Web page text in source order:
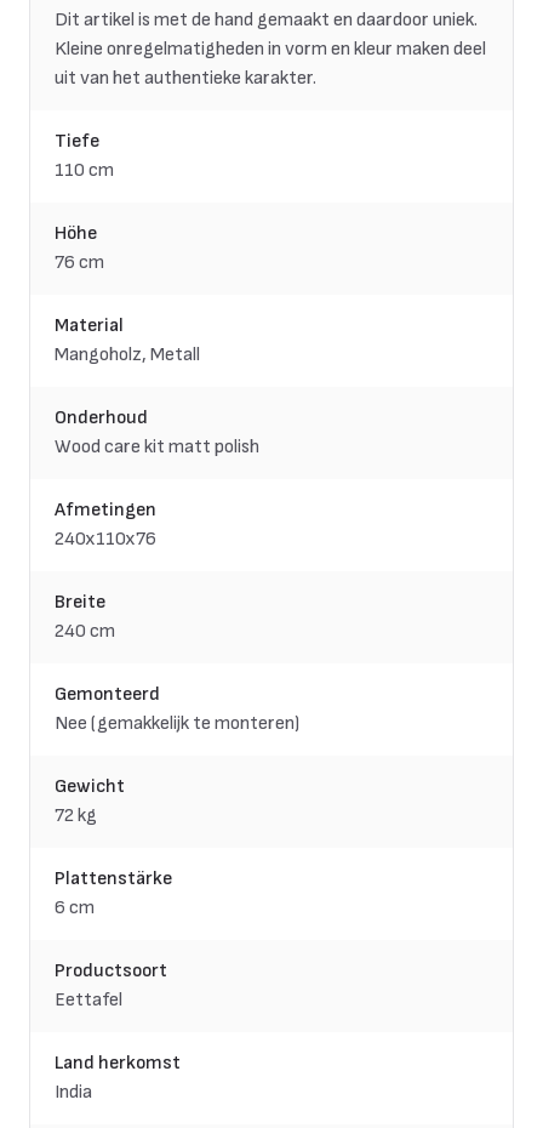
Dit artikel is met de hand gemaakt en daardoor uniek.
Kleine onregelmatigheden in vorm en kleur maken deel
uit van het authentieke karakter.
Tiefe
110 cm
Höhe
76 cm
Material
Mangoholz, Metall
Onderhoud
Wood care kit matt polish
Afmetingen
240x110x76
Breite
240 cm
Gemonteerd
Nee (gemakkelijk te monteren)
Gewicht
72 kg
Plattenstärke
6 cm
Productsoort
Eettafel
Land herkomst
India